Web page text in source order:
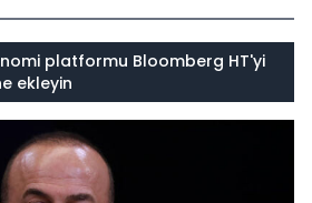
platformu Bloomberg HT'yi
ekleyin